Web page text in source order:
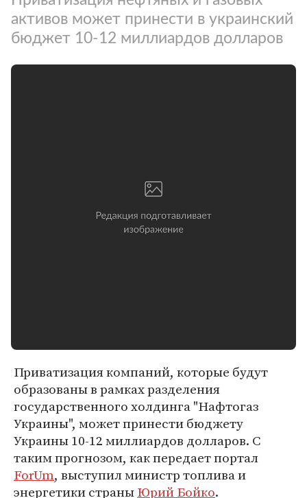
активов может принести в украинский
бюджет 10-12 миллиардов долларов
Приватизация компаний, которые будут
образованы в рамках разделения
государственного холдинга "Нафтогаз
Украины", может принести бюджету
Украины 10-12 миллиардов долларов. С
таким прогнозом, как передает портал
ForUm, выступил министр топлива и
энергетики страныЮрий Бойко.